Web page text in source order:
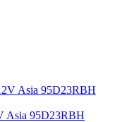
Asia 95D23RBH